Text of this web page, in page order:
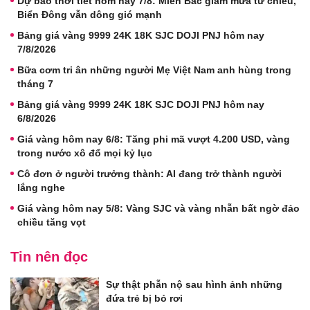
Biển Đông vẫn dông gió mạnh
Bảng giá vàng 9999 24K 18K SJC DOJI PNJ hôm nay
7/8/2026
Bữa cơm tri ân những người Mẹ Việt Nam anh hùng trong
tháng 7
Bảng giá vàng 9999 24K 18K SJC DOJI PNJ hôm nay
6/8/2026
Giá vàng hôm nay 6/8: Tăng phi mã vượt 4.200 USD, vàng
trong nước xô đổ mọi kỷ lục
Cô đơn ở người trưởng thành: AI đang trở thành người
lắng nghe
Giá vàng hôm nay 5/8: Vàng SJC và vàng nhẫn bất ngờ đảo
chiều tăng vọt
Tin nên đọc
Sự thật phẫn nộ sau hình ảnh những
đứa trẻ bị bỏ rơi